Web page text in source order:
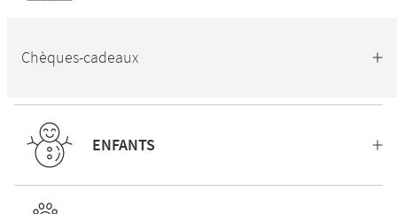
Chèques-cadeaux
ENFANTS